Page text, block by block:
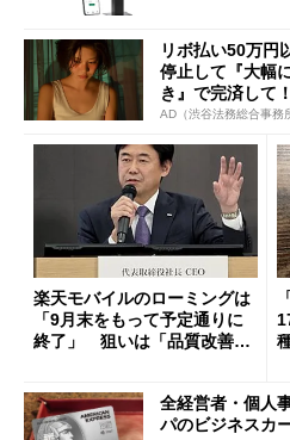
リボ払い50万円
停止して『大幅
き』で完済して！
AD（渋谷法務総合事務
楽天モバイルのローミングは
「9月末をもって予定通りに
終了」 狙いは「品質改善」
も
全経営者・個人
パのビジネスカ